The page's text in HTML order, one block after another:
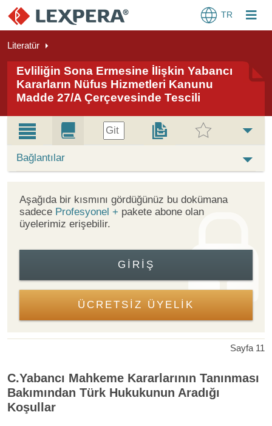
TR
Literatür
Evliliğin Sona Ermesine İlişkin Yabancı
Kararların Nüfus Hizmetleri Kanunu
Madde 27/A Çerçevesinde Tescili
Git
Bağlantılar
Aşağıda bir kısmını gördüğünüz bu dokümana
sadece Profesyonel + pakete abone olan
üyelerimiz erişebilir.
GIRIŞ
ÜCRETSİZ ÜYELİK
Sayfa 11
C.Yabancı Mahkeme Kararlarının Tanınması
Bakımından Türk Hukukunun Aradığı
Koşullar